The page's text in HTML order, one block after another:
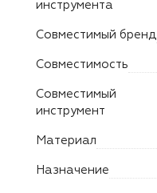
инструмента
Совместимый бренд
Совместимость
Совместимый
инструмент
Материал
Назначение